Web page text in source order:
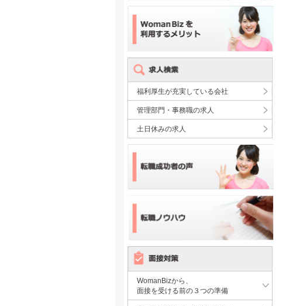
福利厚生が充実している会社
管理部門・事務職の求人
土日休みの求人
WomanBizから、
面接を受ける前の３つの準備